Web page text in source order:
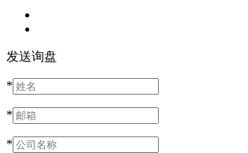
发送询盘
*
*
*